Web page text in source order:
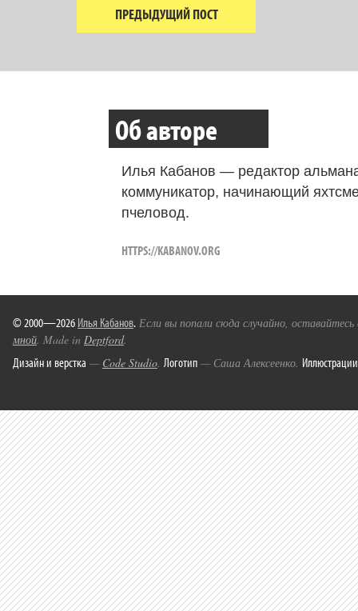
ПРЕДЫДУЩИЙ ПОСТ
Об авторе
Илья Кабанов — редактор
коммуникатор, начинающий
пчеловод.
HTTPS://KABANOV.ORG
© 2000—2026 Илья Кабанов. Если вы попали сюда случайно,
мной. Made in Deptford.
Дизайн и верстка — Code Studio. Логотип — Саша Алексеенко. Иллюстрации